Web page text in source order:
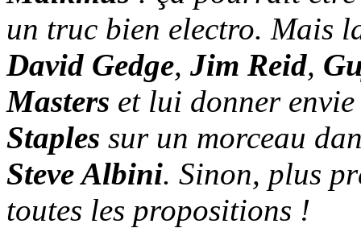
un truc bien electro. Mais
David Gedge, Jim Reid,
Masters et lui donner
Staples sur un morceau
Steve Albini. Sinon, plus
toutes les propositions !